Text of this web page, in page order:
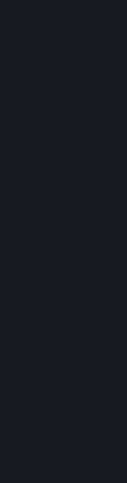
I.
Sans préjudice
posséder, vous
vos
conditions de
http://
Pour les
Les droits
pour annuler
et pour les
pouvez trouver
droit légal de
https://
4.
Votre conduite
Souscripteurs
conduite en
stipulées par
services, des
par les